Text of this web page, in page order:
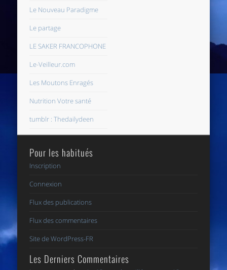
Le Nouveau Paradigme
Le partage
LE SAKER FRANCOPHONE
Le-Veilleur.com
Les Moutons Enragés
Nutrition Votre santé
tumblr : Thedailydeen
Pour les habitués
Inscription
Connexion
Flux des publications
Flux des commentaires
Site de WordPress-FR
Les Derniers Commentaires